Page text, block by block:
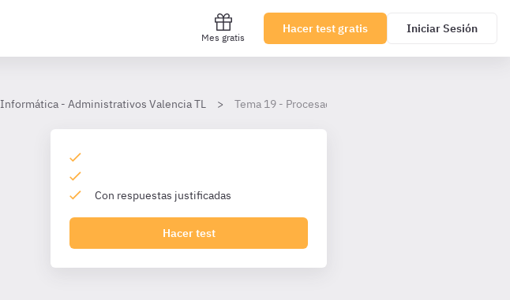
Mes gratis
Hacer test gratis Iniciar Sesión
Informática - Administrativos Valencia TL Tema 19 - Procesador de texto Word de Microsoft 365
Con respuestas justificadas
Hacer test